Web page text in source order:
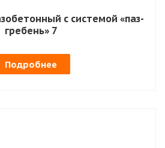
с системой «паз-
гребень» 7
Подробнее